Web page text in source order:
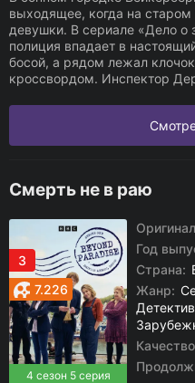
выходящее, когда на
девушки. В сериале «Дело о
полиция впадает в
босой, а рядом лежал
кроссвордом. Инспектор
Смерть не в раю
3
4 сезон 5 серия
7.226
Год
Страна:
Жанр:
Детектив